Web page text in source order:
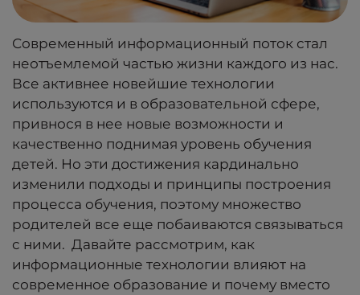
Современный информационный поток стал
неотъемлемой частью жизни каждого из нас.
Все активнее новейшие технологии
используются и в образовательной сфере,
привнося в нее новые возможности и
качественно поднимая уровень обучения
детей. Но эти достижения кардинально
изменили подходы и принципы построения
процесса обучения, поэтому множество
родителей все еще побаиваются связываться
с ними. Давайте рассмотрим, как
информационные технологии влияют на
современное образование и почему вместо